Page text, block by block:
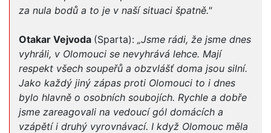
za nula bodů a to je v naší situaci špatně."
Otakar Vejvoda (Sparta): „Jsme rádi, že jsme dnes
vyhráli, v Olomouci se nevyhrává lehce. Mají
respekt všech soupeřů a obzvlášť doma jsou silní.
Jako každý jiný zápas proti Olomouci to i dnes
bylo hlavně o osobních soubojích. Rychle a dobře
jsme zareagovali na vedoucí gól domácích a
vzápětí i druhý vyrovnávací. I když Olomouc měla